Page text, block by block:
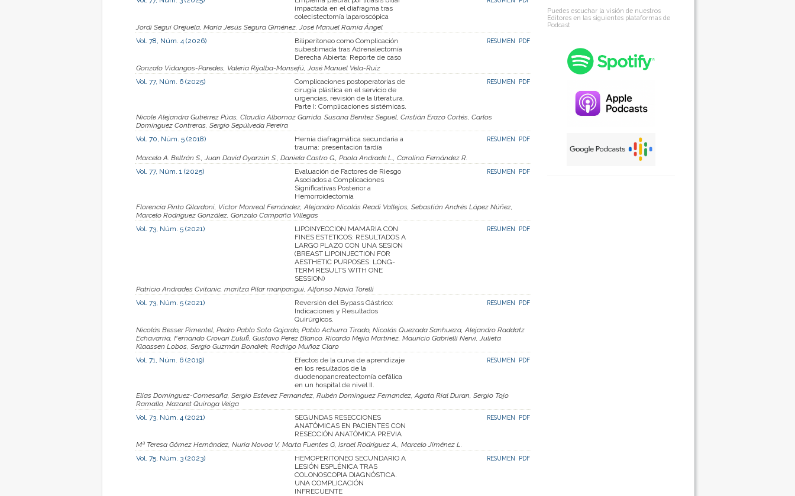
Puedes escuchar la visión de nuestros
Editores en las siguientes plataformas de
Podcast
impactada en el diafragma tras
colecistectomía laparoscópica
Jordi Seguí Orejuela, María Jesús Segura Giménez, José Manuel Ramia Ángel
Vol. 78, Núm. 4 (2026)
Biliperitoneo como Complicación
subestimada tras Adrenalectomía
Derecha Abierta: Reporte de caso
RESUMEN PDF
Gonzalo Vidangos-Paredes, Valeria Rijalba-Monsefú, José Manuel Vela-Ruiz
Vol. 77, Núm. 6 (2025)
Complicaciones postoperatorias de
cirugía plástica en el servicio de
urgencias, revisión de la literatura.
Parte I: Complicaciones sistémicas.
RESUMEN PDF
Nicole Alejandra Gutiérrez Púas, Claudia Albornoz Garrido, Susana Benítez Seguel, Cristián Erazo Cortés, Carlos
Domínguez Contreras, Sergio Sepúlveda Pereira
Vol. 70, Núm. 5 (2018)
Hernia diafragmática secundaria a
trauma: presentación tardía
RESUMEN PDF
Marcelo A. Beltrán S., Juan David Oyarzún S., Daniela Castro G., Paola Andrade L., Carolina Fernández R.
Vol. 77, Núm. 1 (2025)
Evaluación de Factores de Riesgo
Asociados a Complicaciones
Significativas Posterior a
Hemorroidectomía
RESUMEN PDF
Florencia Pinto Gilardoni, Victor Monreal Fernández, Alejandro Nicolás Readi Vallejos, Sebastián Andrés López Núñez,
Marcelo Rodriguez González, Gonzalo Campaña Villegas
Vol. 73, Núm. 5 (2021)
LIPOINYECCION MAMARIA CON
FINES ESTETICOS: RESULTADOS A
LARGO PLAZO CON UNA SESION
(BREAST LIPOINJECTION FOR
AESTHETIC PURPOSES: LONG-
TERM RESULTS WITH ONE
SESSION)
RESUMEN PDF
Patricio Andrades Cvitanic, maritza Pilar maripangui, Alfonso Navia Torelli
Vol. 73, Núm. 5 (2021)
Reversión del Bypass Gástrico:
Indicaciones y Resultados
Quirúrgicos.
RESUMEN PDF
Nicolás Besser Pimentel, Pedro Pablo Soto Gajardo, Pablo Achurra Tirado, Nicolás Quezada Sanhueza, Alejandro Raddatz
Echavarria, Fernando Crovari Eulufi, Gustavo Perez Blanco, Ricardo Mejía Martínez, Mauricio Gabrielli Nervi, Julieta
Klaassen Lobos, Sergio Guzmán Bondiek, Rodrigo Muñoz Claro
Vol. 71, Núm. 6 (2019)
Efectos de la curva de aprendizaje
en los resultados de la
duodenopancreatectomía cefálica
en un hospital de nivel II.
RESUMEN PDF
Elías Domínguez-Comesaña, Sergio Estevez Fernandez, Rubén Domínguez Fernandez, Agata Rial Duran, Sergio Tojo
Ramallo, Nazaret Quiroga Veiga
Vol. 73, Núm. 4 (2021)
SEGUNDAS RESECCIONES
ANATÓMICAS EN PACIENTES CON
RESECCIÓN ANATÓMICA PREVIA
RESUMEN PDF
Mª Teresa Gómez Hernández, Nuria Novoa V, Marta Fuentes G, Israel Rodríguez A., Marcelo Jiménez L.
Vol. 75, Núm. 3 (2023)
HEMOPERITONEO SECUNDARIO A
LESIÓN ESPLÉNICA TRAS
COLONOSCOPIA DIAGNÓSTICA.
UNA COMPLICACIÓN
INFRECUENTE
RESUMEN PDF